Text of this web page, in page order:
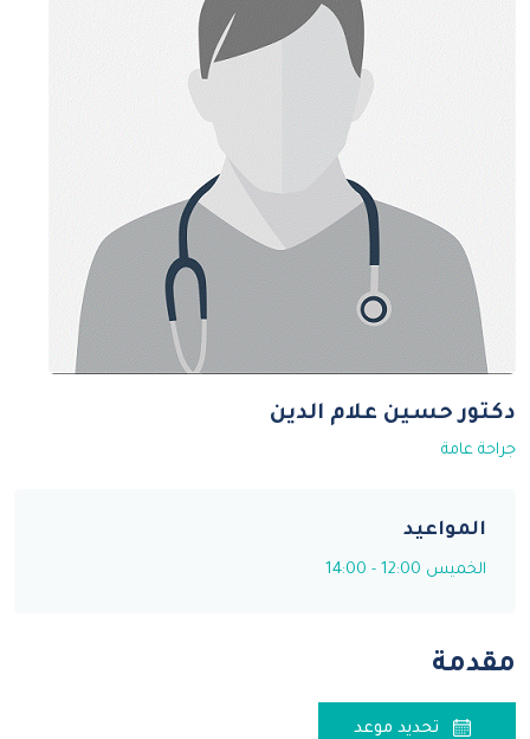
دكتور حسين علام الدين
جراحة عامة
المواعيد
الخميس 12:00 - 14:00
مقدمة
تحديد موعد